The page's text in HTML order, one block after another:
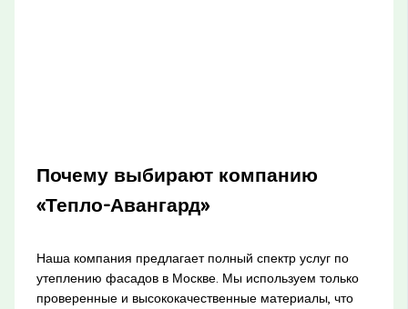
Почему выбирают компанию
«Тепло-Авангард»
Наша компания предлагает полный спектр услуг по
утеплению фасадов в Москве. Мы используем только
проверенные и высококачественные материалы, что